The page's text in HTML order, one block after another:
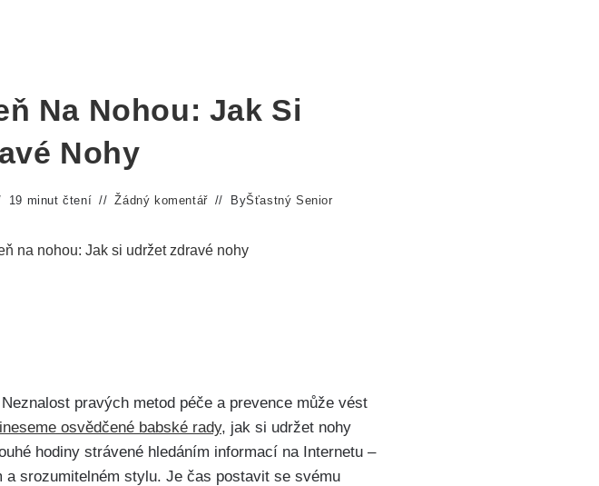
Na Nohou: Jak Si
Nohy
19 minut čtení Žádný komentář ByŠťastný Senior
na nohou: Jak si udržet zdravé nohy
‍pravých metod péče a prevence může ‍vést
osvědčené babské⁤ rady, jak si​ udržet⁣ nohy ​
hodiny strávené hledáním informací‌ na Internetu –
srozumitelném stylu. Je čas postavit se svému‌